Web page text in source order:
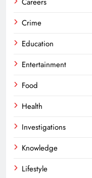
Crime
Education
Entertainment
Food
Health
Investigations
Knowledge
Lifestyle